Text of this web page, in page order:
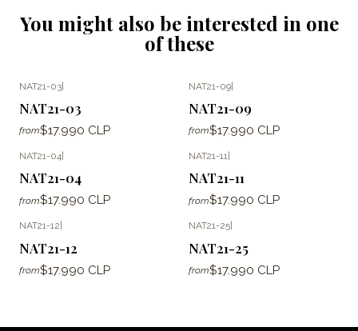
You might also be interested in one
of these
NAT21-03|
NAT21-03
from$17.990 CLP
NAT21-09|
NAT21-09
from$17.990 CLP
NAT21-04
NAT21-04
from$17.990 CLP
NAT21-11
NAT21-11
from$17.990 CLP
NAT21-12
NAT21-12
from$17.990 CLP
NAT21-25
NAT21-25
from$17.990 CLP